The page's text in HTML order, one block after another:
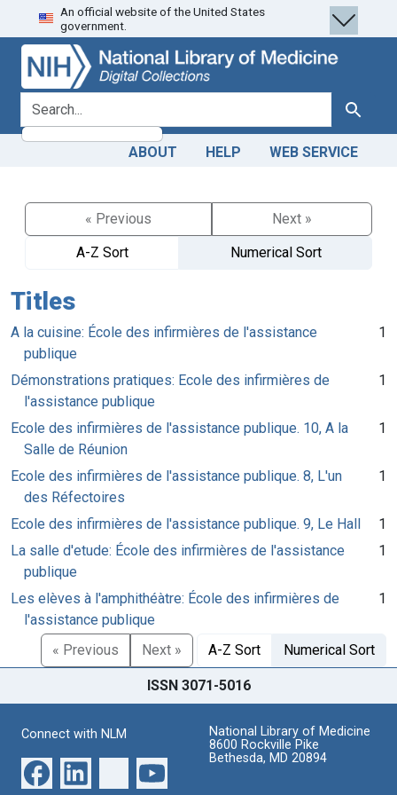
Skip
to
search
Skip to
main
content
An official website of the United States
government.
search for Search
ABOUT HELP WEB SERVICE
« Previous
Next »
A-Z Sort
Numerical Sort
Titles
A la cuisine: École des infirmières de l'assistance
publique
1
Démonstrations pratiques: Ecole des infirmières de
l'assistance publique
1
Ecole des infirmières de l'assistance publique. 10, A la
Salle de Réunion
1
Ecole des infirmières de l'assistance publique. 8, L'un
des Réfectoires
1
Ecole des infirmières de l'assistance publique. 9, Le Hall
1
La salle d'etude: École des infirmières de l'assistance
publique
1
Les elèves à l'amphithéàtre: École des infirmières de
l'assistance publique
1
« Previous Next » A-Z Sort Numerical Sort
ISSN 3071-5016
Connect with NLM
National Library of Medicine
8600 Rockville Pike
Bethesda, MD 20894